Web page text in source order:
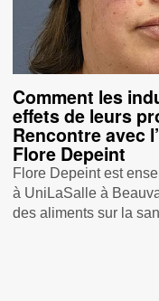
Comment les
effets de leurs
Rencontre avec
Flore Depeint
Flore Depeint est
à UniLaSalle à
des aliments sur la